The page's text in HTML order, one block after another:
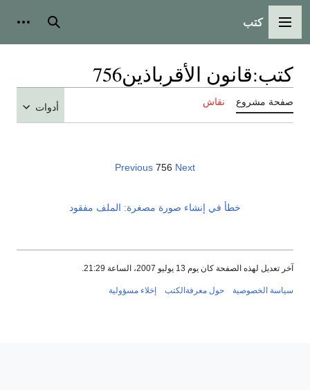
القائمة الرئيسية
كتب بحث
كتب:قانون الأقرباذين756
صفحة مشروع نقاش أدوات
Previous 756 Next
خطأ في إنشاء صورة مصغرة: الملف مفقود
آخر تعديل لهذه الصفحة كان يوم 13 يوليو 2007، الساعة 21:29.
سياسة الخصوصية حول معرفةالكتب إخلاء مسؤولية